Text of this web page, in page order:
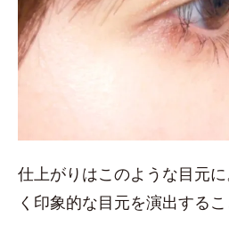
仕上がりはこのような目元
く印象的な目元を演出する